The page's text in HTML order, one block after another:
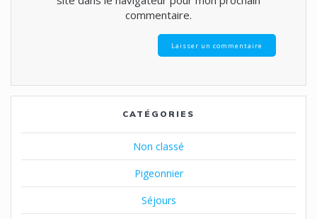
commentaire.
CATÉGORIES
Non classé
Pigeonnier
Séjours